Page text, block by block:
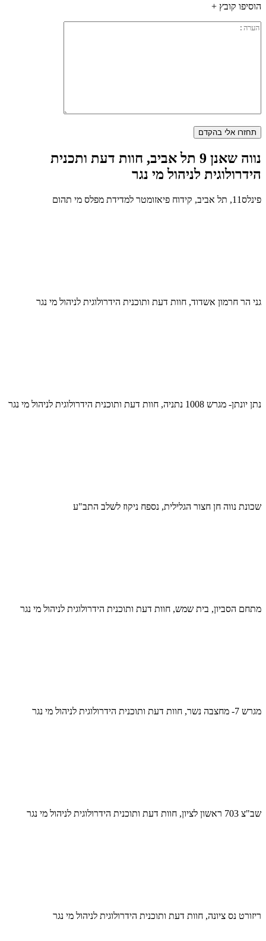
הוסיפו קובץ +
נווה שאנן 9 תל אביב, חוות דעת ותכנית
הידרולוגית לניהול מי נגר
פינלס11, תל אביב, קידוח פיאזומטר למדידת מפלס מי תהום
גני הר חרמון אשדוד, חוות דעת ותוכנית הידרולוגית לניהול מי נגר
נתן יונתן- מגרש 1008 נתניה, חוות דעת ותוכנית הידרולוגית לניהול מי נגר
שכונת נווה חן חצור הגלילית, נספח ניקוז לשלב התב"ע
מתחם הסביון, בית שמש, חוות דעת ותוכנית הידרולוגית לניהול מי נגר
מגרש 7- מחצבה נשר, חוות דעת ותוכנית הידרולוגית לניהול מי נגר
שב"צ 703 ראשון לציון, חוות דעת ותוכנית הידרולוגית לניהול מי נגר
ריזורט נס ציונה, חוות דעת ותוכנית הידרולוגית לניהול מי נגר